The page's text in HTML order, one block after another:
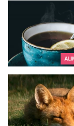
Le grog, meilleur
Un renard dans